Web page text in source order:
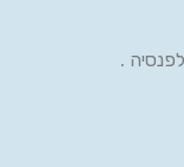
.